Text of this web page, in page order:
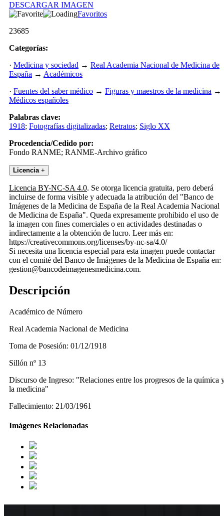
DESCARGAR IMAGEN
Favoritos
23685
Categorías:
· Medicina y sociedad → Real Academia Nacional de Medicina de
España → Académicos
· Fuentes del saber médico → Figuras y maestros de la medicina →
Médicos españoles
Palabras clave:
1918; Fotografías digitalizadas; Retratos; Siglo XX
Procedencia/Cedido por:
Fondo RANME; RANME-Archivo gráfico
Licencia +
Licencia BY-NC-SA 4.0. Se otorga licencia gratuita, pero deberá
incluirse de forma visible y adecuada la atribución del "Banco de
Imágenes de la Medicina de España de la Real Academia Nacional
de Medicina de España". Queda expresamente prohibido el uso de
la imagen con fines comerciales o en actividades destinadas o
indirectamente a la obtención de lucro. Leer más en:
https://creativecommons.org/licenses/by-nc-sa/4.0/
Si necesita una licencia especial para esta imagen puede contactar
con el comité del Banco de Imágenes de la Medicina de España en:
gestion@bancodeimagenesmedicina.com.
Descripción
Académico de Número
Real Academia Nacional de Medicina
Toma de Posesión: 01/12/1918
Sillón nº 13
Discurso de Ingreso: "Relaciones entre los progresos de la química
la medicina"
Fallecimiento: 21/03/1961
Imágenes Relacionadas